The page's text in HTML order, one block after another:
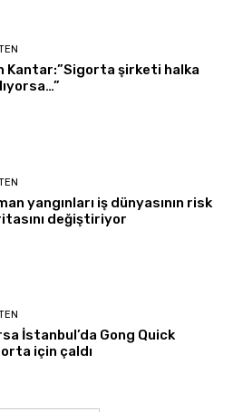
Kantar:”Sigorta şirketi halka
yangınları iş dünyasının risk
değiştiriyor
İstanbul’da Gong Quick
için çaldı